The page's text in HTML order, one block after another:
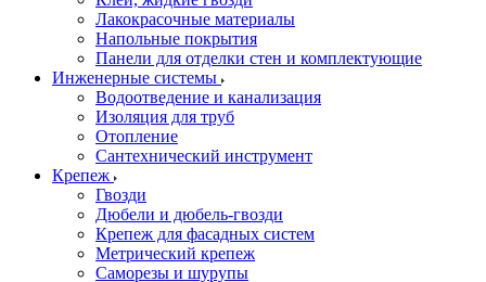
Лакокрасочные материалы
Напольные покрытия
Панели для отделки стен и комплектующие
Инженерные системы
Водоотведение и канализация
Изоляция для труб
Отопление
Сантехнический инструмент
Крепеж
Гвозди
Дюбели и дюбель-гвозди
Крепеж для фасадных систем
Метрический крепеж
Саморезы и шурупы